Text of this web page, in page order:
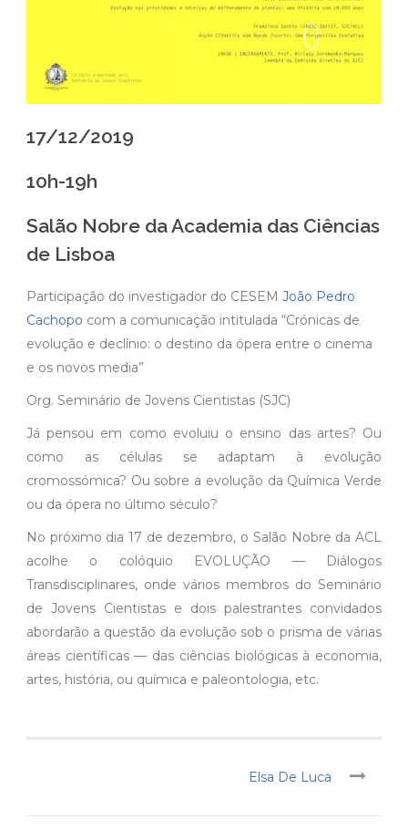
17/12/2019
10h-19h
Salão Nobre da Academia das Ciências
de Lisboa
Participação do investigador do CESEM João Pedro
Cachopo com a comunicação intitulada “Crónicas de
evolução e declínio: o destino da ópera entre o cinema
e os novos media”
Org. Seminário de Jovens Cientistas (SJC)
Já pensou em como evoluiu o ensino das artes? Ou
como as células se adaptam à evolução
cromossómica? Ou sobre a evolução da Química Verde
ou da ópera no último século?
No próximo dia 17 de dezembro, o Salão Nobre da ACL
acolhe o colóquio EVOLUÇÃO — Diálogos
Transdisciplinares, onde vários membros do Seminário
de Jovens Cientistas e dois palestrantes convidados
abordarão a questão da evolução sob o prisma de várias
áreas científicas — das ciências biológicas à economia,
artes, história, ou química e paleontologia, etc.
Elsa De Luca